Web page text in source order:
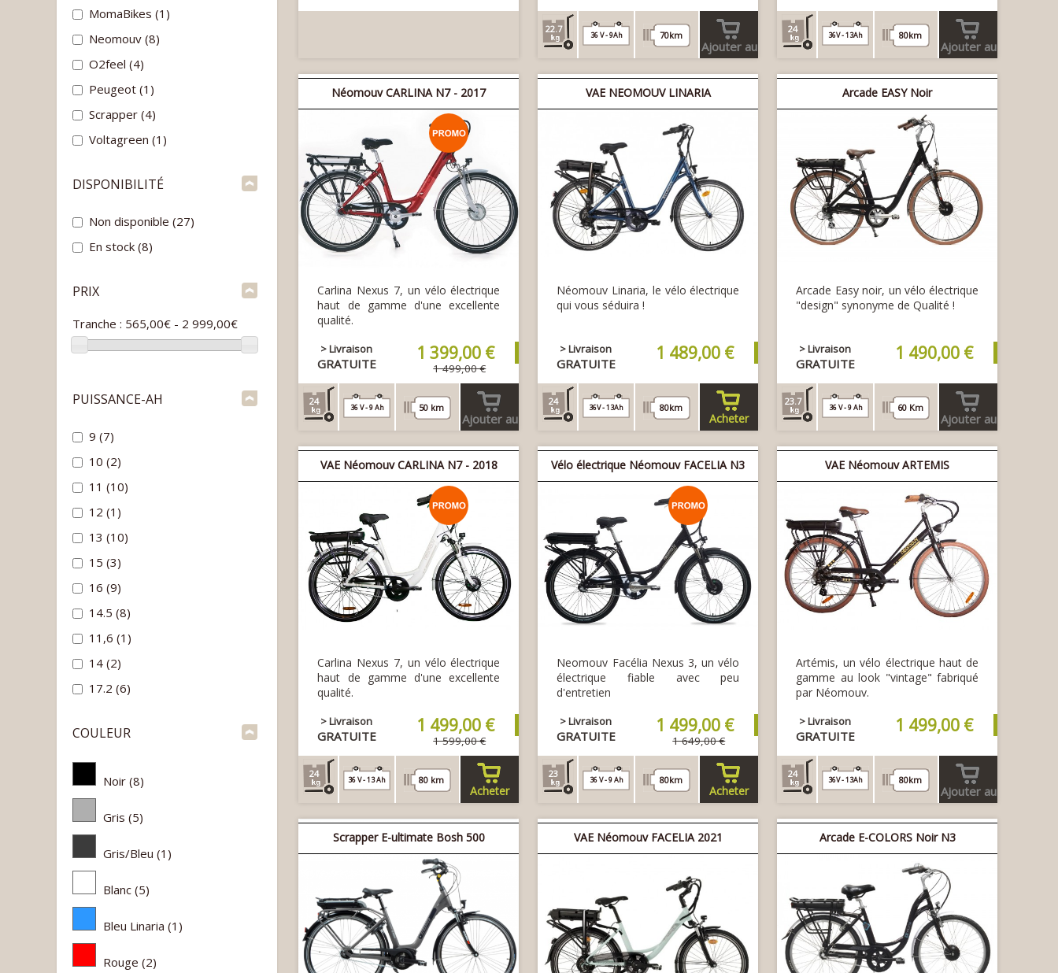
MomaBikes (1)
Neomouv (8)
O2feel (4)
Peugeot (1)
Scrapper (4)
Voltagreen (1)
DISPONIBILITÉ
Non disponible (27)
En stock (8)
PRIX
Tranche : 565,00€ - 2 999,00€
PUISSANCE-AH
9 (7)
10 (2)
11 (10)
12 (1)
13 (10)
15 (3)
16 (9)
14.5 (8)
11,6 (1)
14 (2)
17.2 (6)
COULEUR
Noir (8)
Gris (5)
Gris/Bleu (1)
Blanc (5)
Bleu Linaria (1)
Rouge (2)
22.7
36 V - 9Ah 70km
Ajouter au
panier
24
36V - 13Ah 80km
Ajouter au
panier
Néomouv CARLINA N7 - 2017
Carlina Nexus 7, un vélo électrique
haut de gamme d'une excellente
qualité.
> Livraison
GRATUITE 1 399,00 €
1 499,00 €
24
36 V - 9 Ah 50 km
Ajouter au
panier
VAE NEOMOUV LINARIA
Néomouv Linaria, le vélo électrique
qui vous séduira !
> Livraison
GRATUITE 1 489,00 €
24
36V - 13Ah 80km
Acheter
Arcade EASY Noir
Arcade Easy noir, un vélo électrique
"design" synonyme de Qualité !
> Livraison
GRATUITE 1 490,00 €
23.7
36 V - 9 Ah 60 Km
Ajouter au
panier
VAE Néomouv CARLINA N7 - 2018
Carlina Nexus 7, un vélo électrique
haut de gamme d'une excellente
qualité.
> Livraison
GRATUITE 1 499,00 €
1 599,00 €
24
36 V - 13 Ah 80 km
Acheter
Vélo électrique Néomouv FACELIA N3
Neomouv Facélia Nexus 3, un vélo
électrique fiable avec peu
d'entretien
> Livraison
GRATUITE 1 499,00 €
1 649,00 €
23
36 V - 9 Ah 80km
Acheter
VAE Néomouv ARTEMIS
Artémis, un vélo électrique haut de
gamme au look "vintage" fabriqué
par Néomouv.
> Livraison
GRATUITE 1 499,00 €
24
36V - 13Ah 80km
Ajouter au
panier
Scrapper E-ultimate Bosh 500 VAE Néomouv FACELIA 2021 Arcade E-COLORS Noir N3